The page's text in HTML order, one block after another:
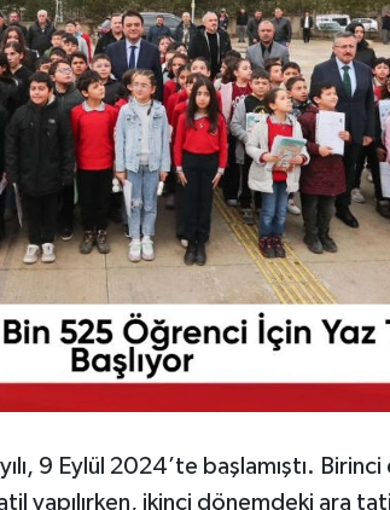
9 Eylül 2024’te başlamıştı. Birinci
yapılırken, ikinci dönemdeki ara